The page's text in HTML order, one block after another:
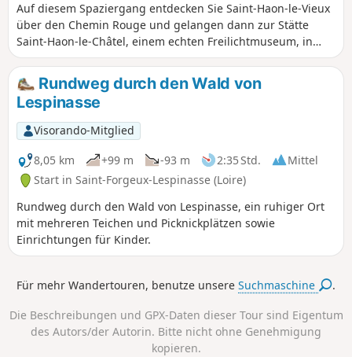
Auf diesem Spaziergang entdecken Sie Saint-Haon-le-Vieux
über den Chemin Rouge und gelangen dann zur Stätte
Saint-Haon-le-Châtel, einem echten Freilichtmuseum, in
dem Sie mit seinen Überresten hoher Mauern, seinen 17
Türmen und seinen 4 Toren zehn Jahrhunderte Zivilisation
nacherleben können. Diese Befestigungsanlagen wurden
Mitte des 14. Jahrhunderts erbaut, um die Stadt vor
Plünderern zu schützen. Ein wunderschönes Dorf, in dem
es jede Straße zu entdecken gilt.
Rundweg durch den Wald von
Lespinasse
Visorando-Mitglied
8,05 km
+99 m -93 m 2:35 Std.
Mittel
Start in Saint-Forgeux-Lespinasse (Loire)
Rundweg durch den Wald von Lespinasse, ein ruhiger Ort
mit mehreren Teichen und Picknickplätzen sowie
Einrichtungen für Kinder.
Für mehr Wandertouren, benutze unsereSuchmaschine .
Die Beschreibungen und GPX-Daten dieser Tour sind Eigentum
des Autors/der Autorin. Bitte nicht ohne Genehmigung
kopieren.